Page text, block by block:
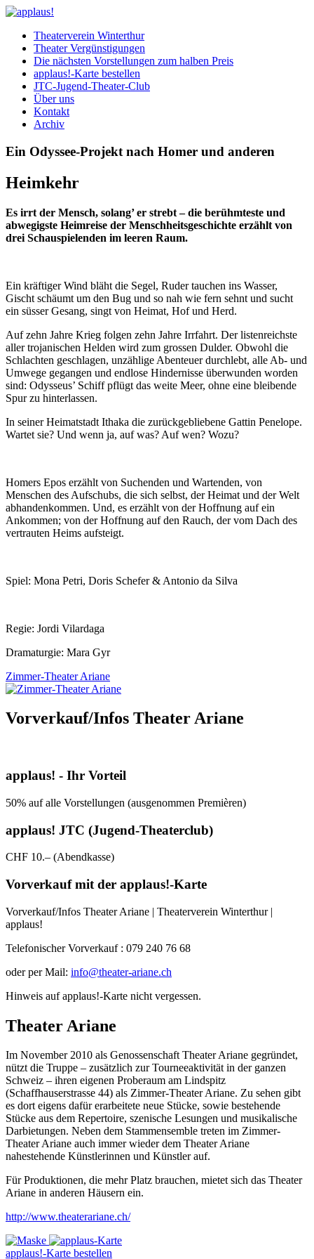
Theaterverein Winterthur
Theater Vergünstigungen
Die nächsten Vorstellungen zum halben Preis
applaus!-Karte bestellen
JTC-Jugend-Theater-Club
Über uns
Kontakt
Archiv
Ein Odyssee-Projekt nach Homer und anderen
Heimkehr
Es irrt der Mensch, solang’ er strebt – die berühmteste und
abwegigste Heimreise der Menschheitsgeschichte erzählt von
drei Schauspielenden im leeren Raum.
Ein kräftiger Wind bläht die Segel, Ruder tauchen ins Wasser,
Gischt schäumt um den Bug und so nah wie fern sehnt und sucht
ein süsser Gesang, singt von Heimat, Hof und Herd.
Auf zehn Jahre Krieg folgen zehn Jahre Irrfahrt. Der listenreichste
aller trojanischen Helden wird zum grossen Dulder. Obwohl die
Schlachten geschlagen, unzählige Abenteuer durchlebt, alle Ab- und
Umwege gegangen und endlose Hindernisse überwunden worden
sind: Odysseus’ Schiff pflügt das weite Meer, ohne eine bleibende
Spur zu hinterlassen.
In seiner Heimatstadt Ithaka die zurückgebliebene Gattin Penelope.
Wartet sie? Und wenn ja, auf was? Auf wen? Wozu?
Homers Epos erzählt von Suchenden und Wartenden, von
Menschen des Aufschubs, die sich selbst, der Heimat und der Welt
abhandenkommen. Und, es erzählt von der Hoffnung auf ein
Ankommen; von der Hoffnung auf den Rauch, der vom Dach des
vertrauten Heims aufsteigt.
Spiel: Mona Petri, Doris Schefer & Antonio da Silva
Regie: Jordi Vilardaga
Dramaturgie: Mara Gyr
Zimmer-Theater Ariane
Vorverkauf/Infos Theater Ariane
applaus! - Ihr Vorteil
50% auf alle Vorstellungen (ausgenommen Premièren)
applaus! JTC (Jugend-Theaterclub)
CHF 10.– (Abendkasse)
Vorverkauf mit der applaus!-Karte
Vorverkauf/Infos Theater Ariane | Theaterverein Winterthur |
applaus!
Telefonischer Vorverkauf : 079 240 76 68
oder per Mail: info@theater-ariane.ch
Hinweis auf applaus!-Karte nicht vergessen.
Theater Ariane
Im November 2010 als Genossenschaft Theater Ariane gegründet,
nützt die Truppe – zusätzlich zur Tourneeaktivität in der ganzen
Schweiz – ihren eigenen Proberaum am Lindspitz
(Schaffhauserstrasse 44) als Zimmer-Theater Ariane. Zu sehen gibt
es dort eigens dafür erarbeitete neue Stücke, sowie bestehende
Stücke aus dem Repertoire, szenische Lesungen und musikalische
Darbietungen. Neben dem Stammensemble treten im Zimmer-
Theater Ariane auch immer wieder dem Theater Ariane
nahestehende Künstlerinnen und Künstler auf.
Für Produktionen, die mehr Platz brauchen, mietet sich das Theater
Ariane in anderen Häusern ein.
http://www.theaterariane.ch/
applaus!-Karte bestellen